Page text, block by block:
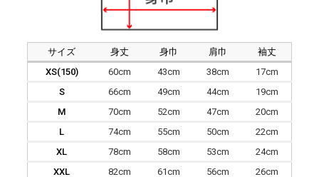
サイズ 身丈 身巾 肩巾
袖丈
XS(150)
60cm 43cm 38cm
17cm
S
66cm 49cm 44cm
19cm
M
70cm 52cm 47cm
20cm
L
74cm 55cm 50cm
22cm
XL
78cm 58cm 53cm
24cm
XXL
82cm 61cm 56cm 26cm